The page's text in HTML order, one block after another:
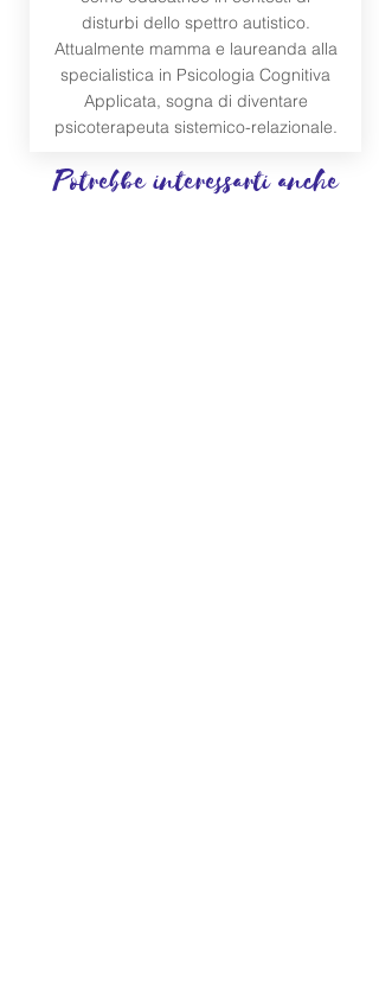
disturbi dello spettro autistico.
Attualmente mamma e laureanda alla
specialistica in Psicologia Cognitiva
Applicata, sogna di diventare
psicoterapeuta sistemico-relazionale.
Potrebbe interessarti anche